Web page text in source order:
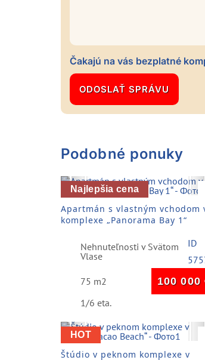
Čakajú na vás bezplatné
Podobné ponuky
Previous
Najlepšia cena
Apartmán s vlastným vchodom
komplexe „Panorama Bay 1“
Nehnuteľnosti v Svätom
Vlase
ID
75 m2
100 000
1/6 eta.
Previous
HOT
Štúdio v peknom komplexe v